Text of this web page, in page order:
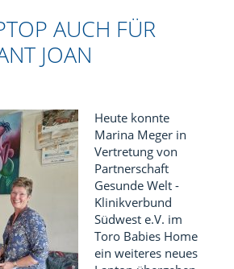
AUCH FÜR
JOAN
Heute konnte
Marina Meger in
Vertretung von
Partnerschaft
Gesunde Welt -
Klinikverbund
Südwest e.V. im
Toro Babies Home
ein weiteres neues